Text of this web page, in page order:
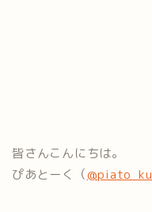
皆さんこんにちは。
ぴあとーく（@piato_ku